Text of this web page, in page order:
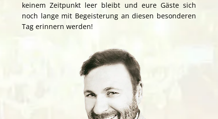
keinem Zeitpunkt leer bleibt und eure Gäste sich
noch lange mit Begeisterung an diesen besonderen
Tag erinnern werden!